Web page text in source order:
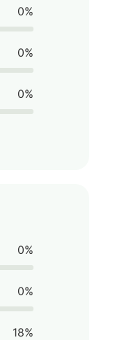
0%
0%
0%
0%
0%
18%